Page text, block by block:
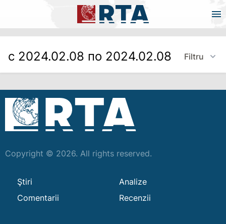
с 2024.02.08 по 2024.02.08 Filtru
Copyright © 2026. All rights reserved.
Ştiri
Analize
Comentarii
Recenzii